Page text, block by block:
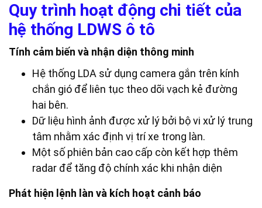
Quy trình hoạt động chi tiết của
hệ thống LDWS ô tô
Tính cảm biến và nhận diện thông minh
Hệ thống LDA sử dụng camera gắn trên kính
chắn gió để liên tục theo dõi vạch kẻ đường
hai bên.
Dữ liệu hình ảnh được xử lý bởi bộ vi xử lý trung
tâm nhằm xác định vị trí xe trong làn.
Một số phiên bản cao cấp còn kết hợp thêm
radar để tăng độ chính xác khi nhận diện
Phát hiện lệnh làn và kích hoạt cảnh báo